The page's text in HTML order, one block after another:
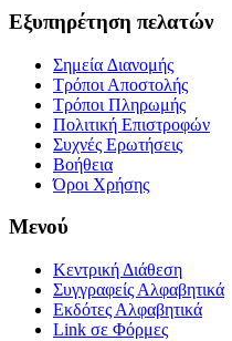
Εξυπηρέτηση πελατών
Σημεία ∆ιανομής
Τρόποι Αποστολής
Τρόποι Πληρωμής
Πολιτική Επιστροφών
Συχνές Ερωτήσεις
Βοήθεια
Όροι Χρήσης
Μενού
Κεντρική Διάθεση
Συγγραφείς Αλφαβητικά
Εκδότες Αλφαβητικά
Link σε Φόρμες